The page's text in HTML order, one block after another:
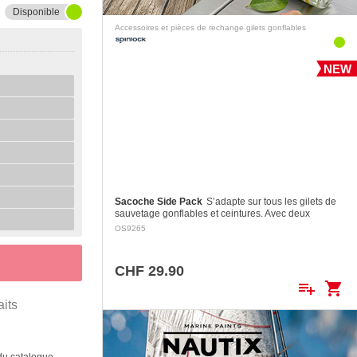
Disponible
Accessoires et pièces de rechange gilets gonflables
NEW
Sacoche Side Pack S’adapte sur tous les gilets de
sauvetage gonflables et ceintures. Avec deux
attaches Velcro double sécurité.
OS9265
CHF 29.90
playlist_add shopping_cart